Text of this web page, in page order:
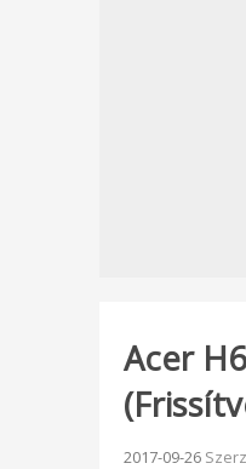
Acer
Beküldve:
2017-09-26